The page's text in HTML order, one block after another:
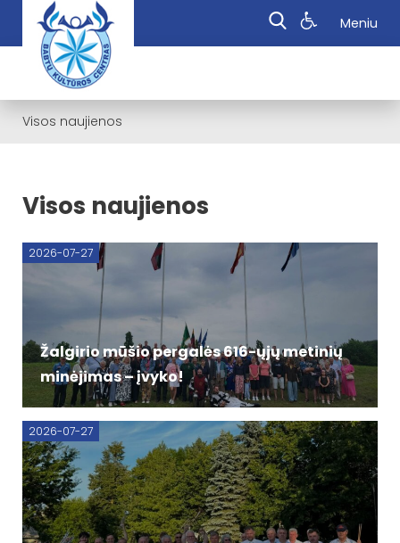
Meniu
Visos naujienos
Visos naujienos
Žalgirio mūšio pergalės 616-ųjų metinių
minėjimas – įvyko!
2026-07-27
2026-07-27